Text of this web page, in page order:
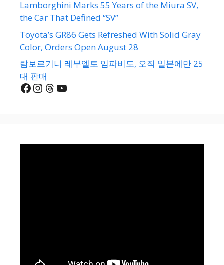
Lamborghini Marks 55 Years of the Miura SV,
the Car That Defined “SV”
Toyota’s GR86 Gets Refreshed With Solid Gray
Color, Orders Open August 28
람보르기니 레부엘토 임파비도, 오직 일본에만 25
대 판매
Facebook
Instagram
Threads
YouTube